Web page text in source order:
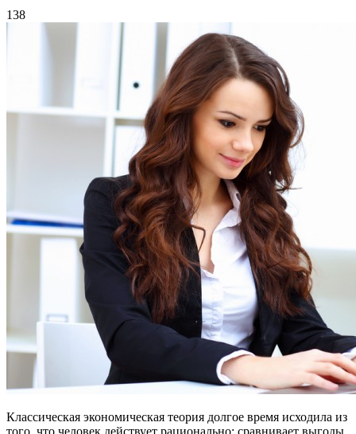
138
Классическая экономическая теория долгое время исходила из